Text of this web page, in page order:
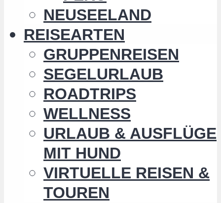
NEUSEELAND
REISEARTEN
GRUPPENREISEN
SEGELURLAUB
ROADTRIPS
WELLNESS
URLAUB & AUSFLÜGE
MIT HUND
VIRTUELLE REISEN &
TOUREN